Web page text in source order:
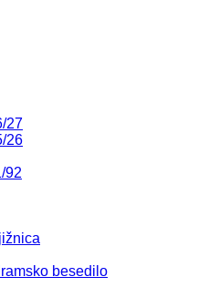
27
26
92
besedilo